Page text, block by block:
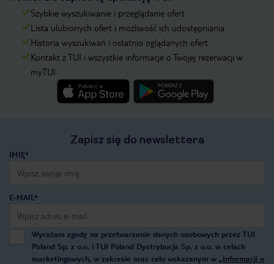
Szybkie wyszukiwanie i przeglądanie ofert
Lista ulubionych ofert i możliwość ich udostępniania
Historia wyszukiwań i ostatnio oglądanych ofert
Kontakt z TUI i wszystkie informacje o Twojej rezerwacji w
myTUI
Zapisz się do newslettera
IMIĘ*
E-MAIL*
Wyrażam zgodę na przetwarzanie danych osobowych przez TUI
Poland Sp. z o.o. i TUI Poland Dystrybucja Sp. z o.o. w celach
marketingowych, w zakresie oraz celu wskazanym w „Informacji o